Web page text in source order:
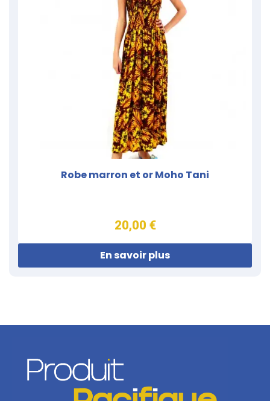
Robe marron et or Moho Tani
20,00 €
En savoir plus